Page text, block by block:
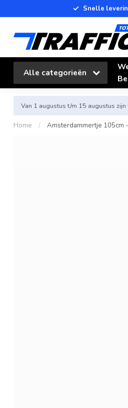
Snelle
Alle categorieën
Van 1 augustus t/m 15 augustus
Home / Amsterdammertje 105cm